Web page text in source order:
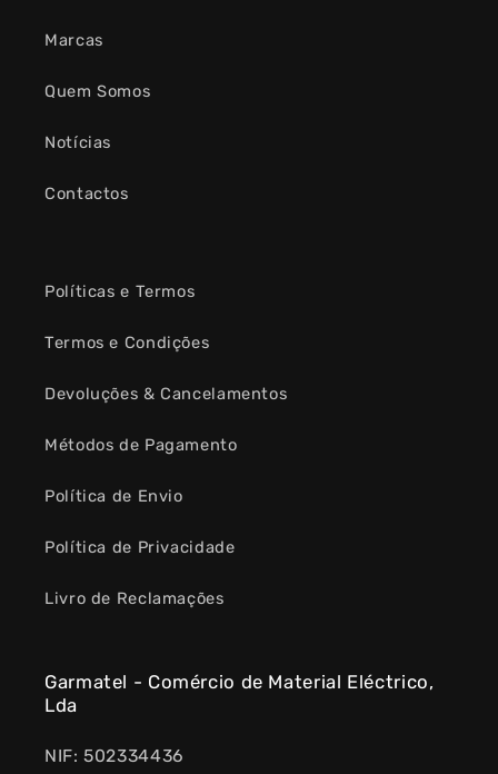
Marcas
Quem Somos
Notícias
Contactos
Políticas e Termos
Termos e Condições
Devoluções & Cancelamentos
Métodos de Pagamento
Política de Envio
Política de Privacidade
Livro de Reclamações
Garmatel - Comércio de Material Eléctrico,
Lda
NIF: 502334436